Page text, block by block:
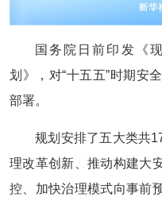
国务院日前印发《
划》，对“十五五”时期安
部署。
规划安排了五大类共
理改革创新、推动构建大
控、加快治理模式向事前